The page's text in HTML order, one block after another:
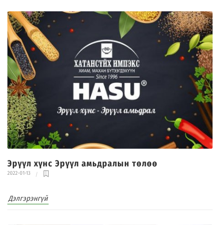
Эрүүл хүнс Эрүүл амьдралын төлөө
2022-01-13
Дэлгэрэнгүй